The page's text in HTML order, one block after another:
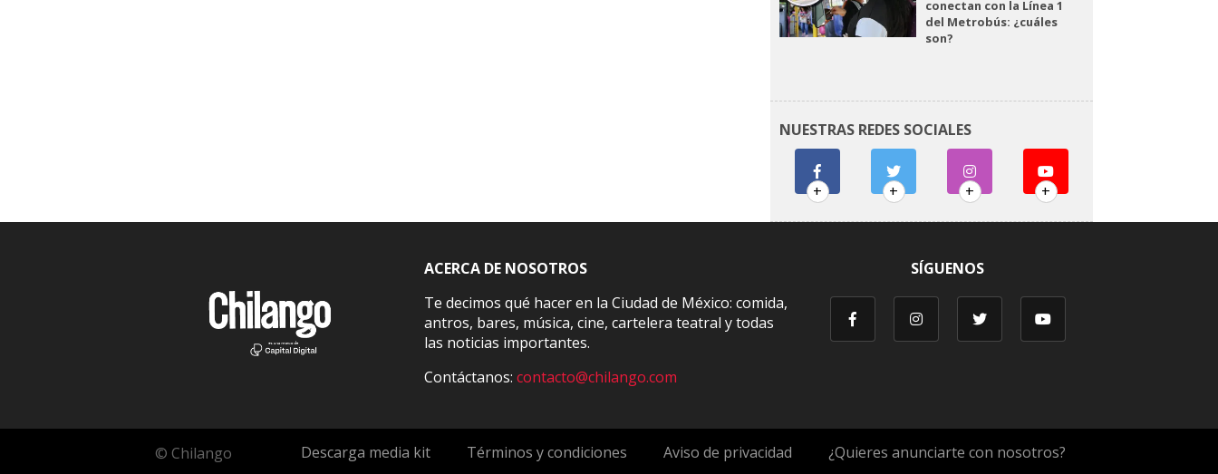
conectan con la Línea 1
del Metrobús: ¿cuáles
son?
NUESTRAS REDES SOCIALES
+ + + +
ACERCA DE NOSOTROS
Te decimos qué hacer en la Ciudad de México: comida,
antros, bares, música, cine, cartelera teatral y todas
las noticias importantes.
Contáctanos:contacto@chilango.com
SÍGUENOS
© Chilango Descarga media kit Términos y condiciones Aviso de privacidad ¿Quieres anunciarte con nosotros?